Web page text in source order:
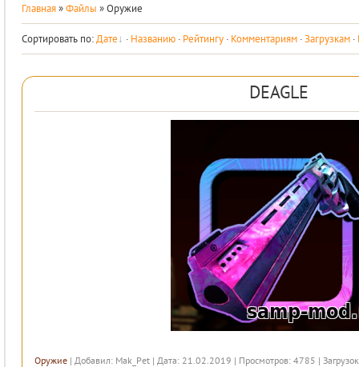
Главная»Файлы » Оружие
Сортировать по:Дате · Названию · Рейтингу · Комментариям ·Загрузкам ·
DEAGLE
Оружие | Добавил: Mak_Pet | Дата: 21.02.2019 | Просмотров: 4785 |